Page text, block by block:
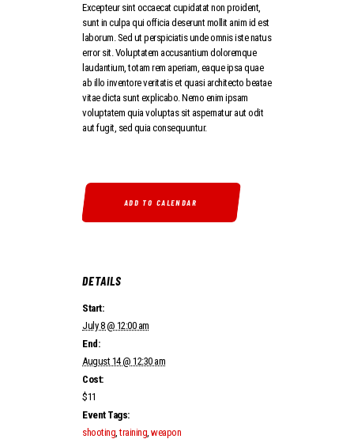
Excepteur sint occaecat cupidatat non proident,
sunt in culpa qui officia deserunt mollit anim id est
laborum. Sed ut perspiciatis unde omnis iste natus
error sit. Voluptatem accusantium doloremque
laudantium, totam rem aperiam, eaque ipsa quae
ab illo inventore veritatis et quasi architecto beatae
vitae dicta sunt explicabo. Nemo enim ipsam
voluptatem quia voluptas sit aspernatur aut odit
aut fugit, sed quia consequuntur.
ADD TO CALENDAR
DETAILS
Start:
July 8 @ 12:00 am
End:
August 14 @ 12:30 am
Cost:
$11
Event Tags:
shooting ,training weapon